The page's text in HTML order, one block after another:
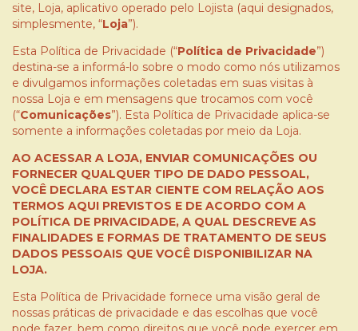
site, Loja, aplicativo operado pelo Lojista (aqui designados,
simplesmente, “Loja”).
Esta Política de Privacidade (“Política de Privacidade”)
destina-se a informá-lo sobre o modo como nós utilizamos
e divulgamos informações coletadas em suas visitas à
nossa Loja e em mensagens que trocamos com você
(“Comunicações”). Esta Política de Privacidade aplica-se
somente a informações coletadas por meio da Loja.
AO ACESSAR A LOJA, ENVIAR COMUNICAÇÕES OU
FORNECER QUALQUER TIPO DE DADO PESSOAL,
VOCÊ DECLARA ESTAR CIENTE COM RELAÇÃO AOS
TERMOS AQUI PREVISTOS E DE ACORDO COM A
POLÍTICA DE PRIVACIDADE, A QUAL DESCREVE AS
FINALIDADES E FORMAS DE TRATAMENTO DE SEUS
DADOS PESSOAIS QUE VOCÊ DISPONIBILIZAR NA
LOJA.
Esta Política de Privacidade fornece uma visão geral de
nossas práticas de privacidade e das escolhas que você